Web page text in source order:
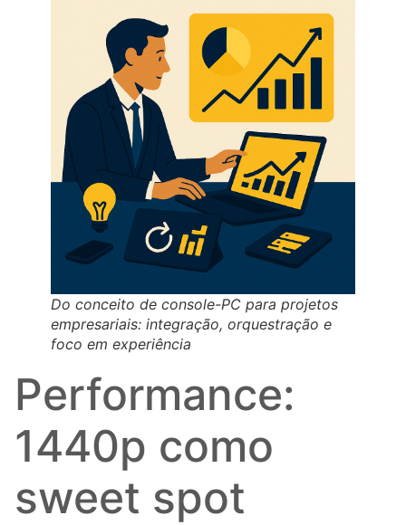
Do conceito de console-PC para projetos
empresariais: integração, orquestração e
foco em experiência
Performance:
1440p como
sweet spot